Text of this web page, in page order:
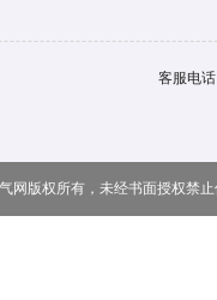
客服电
网版权所有，未经书面授权